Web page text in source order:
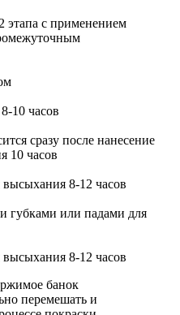
с применением
10 часов
сразу после нанесение
10 часов
8-12 часов
губками или падами для
8-12 часов
банок
перемешать и